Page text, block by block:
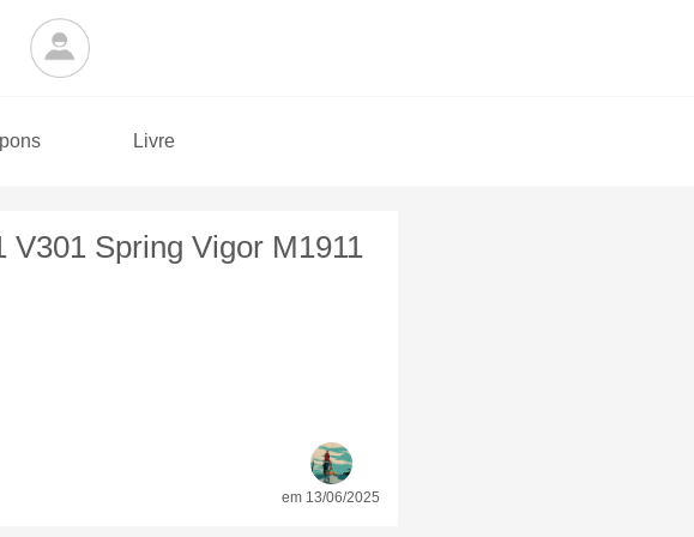
Livre
V301 Spring Vigor M1911
em 13/06/2025